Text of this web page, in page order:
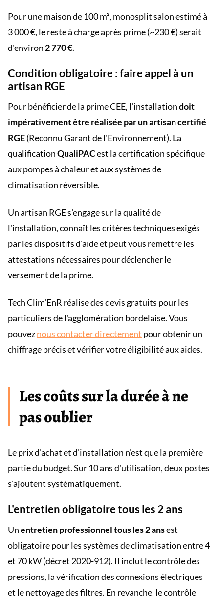
Pour une maison de 100 m², monosplit salon estimé à
3 000 €, le reste à charge après prime (~230 €) serait
d'environ 2 770 €.
Condition obligatoire : faire appel à un
artisan RGE
Pour bénéficier de la prime CEE, l'installationdoit
impérativement être réalisée par un artisan certifié
RGE(Reconnu Garant de l'Environnement). La
qualificationQualiPACest la certification spécifique
aux pompes à chaleur et aux systèmes de
climatisation réversible.
Un artisan RGE s'engage sur la qualité de
l'installation, connaît les critères techniques exigés
par les dispositifs d'aide et peut vous remettre les
attestations nécessaires pour déclencher le
versement de la prime.
Tech Clim'EnR réalise des devis gratuits pour les
particuliers de l'agglomération bordelaise. Vous
pouveznous contacter directement pour obtenir un
chiffrage précis et vérifier votre éligibilité aux aides.
Les coûts sur la durée à ne
pas oublier
Le prix d'achat et d'installation n'est que la première
partie du budget. Sur 10 ans d'utilisation, deux postes
s'ajoutent systématiquement.
L'entretien obligatoire tous les 2 ans
Unentretien professionnel tous les 2 ansest
obligatoire pour les systèmes de climatisation entre 4
et 70 kW (décret 2020-912). Il inclut le contrôle des
pressions, la vérification des connexions électriques
et le nettoyage des filtres. En revanche, le contrôle